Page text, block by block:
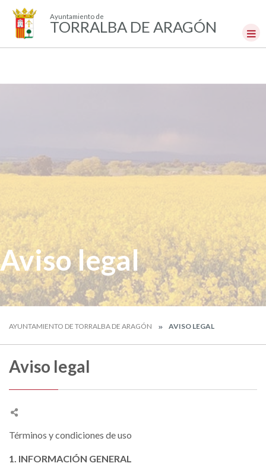
Ayuntamiento de
TORRALBA DE ARAGÓN
Aviso legal
AYUNTAMIENTO DE TORRALBA DE ARAGÓN AVISO LEGAL
Aviso legal
Términos y condiciones de uso
1. INFORMACIÓN GENERAL